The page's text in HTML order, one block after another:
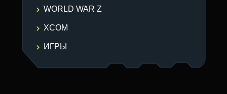
WORLD WAR Z
XCOM
ИГРЫ